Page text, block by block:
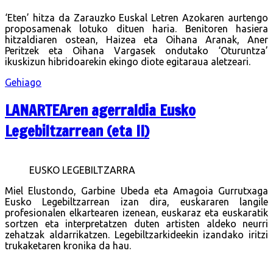
‘Eten’ hitza da Zarauzko Euskal Letren Azokaren aurtengo
proposamenak lotuko dituen haria. Benitoren hasiera
hitzaldiaren ostean, Haizea eta Oihana Aranak, Aner
Peritzek eta Oihana Vargasek ondutako ‘Oturuntza’
ikuskizun hibridoarekin ekingo diote egitaraua aletzeari.
Gehiago
LANARTEAren agerraldia Eusko
Legebiltzarrean (eta II)
EUSKO LEGEBILTZARRA
Miel Elustondo, Garbine Ubeda eta Amagoia Gurrutxaga
Eusko Legebiltzarrean izan dira, euskararen langile
profesionalen elkartearen izenean, euskaraz eta euskaratik
sortzen eta interpretatzen duten artisten aldeko neurri
zehatzak aldarrikatzen. Legebiltzarkideekin izandako iritzi
trukaketaren kronika da hau.